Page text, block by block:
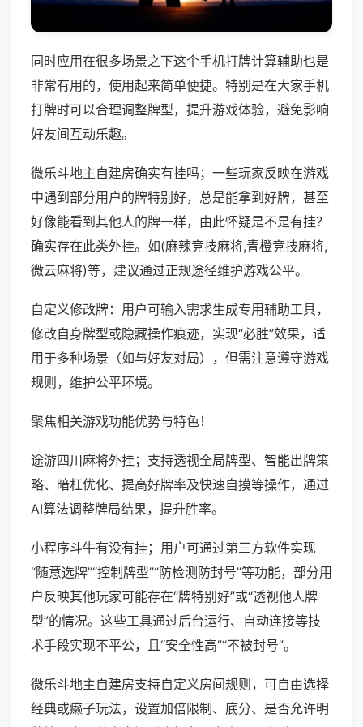
同时应用在很多场景之下这个手机打牌计算辅助也是
非常有用的，使用起来简单便捷。特别是在大家手机
打牌时可以合理调整牌型，提升游戏体验，避免影响
好友间互动乐趣。
微乐斗地主自建房确实有挂吗；一些玩家反映在游戏
中遇到部分用户的牌特别好，总是能拿到好牌，甚至
好像能看到其他人的牌一样，由此怀疑是不是有挂？
确实存在此类外挂。如(麻辣竞技麻将,青橙竞技麻将,
微云麻将)等，建议通过正规途径维护游戏公平。
自定义修改牌：用户可输入需求生成专用辅助工具，
修改自身牌型或隐藏操作痕迹，实现“必胜”效果，适
用于多种场景（如与好友对局），但需注意遵守游戏
规则，维护公平环境。
聚焦相关游戏功能优势与特色！
途游四川麻将外挂；支持透视全局牌型、智能出牌策
略、暗杠优化、提高好牌率及快速自摸等操作，通过
AI算法调整牌局结果，提升胜率。
小程序斗牛有没有挂；用户可通过第三方软件实现
“随意选牌”“控制牌型”“防检测防封号”等功能，部分用
户反映其他玩家可能存在“牌特别好”或“透视他人牌
型”的情况。这些工具通过后台运行、自动连接等技
术手段实现不平公，且“安全性高”“不被封号”。
微乐斗地主自建房支持自定义房间规则，可自由选择
经典或癞子玩法，设置加倍限制、底分、是否允许明